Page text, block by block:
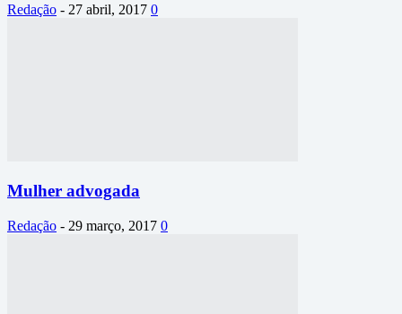
Redação - 27 abril, 2017 0
Mulher advogada
Redação - 29 março, 2017 0